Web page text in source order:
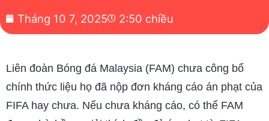
Tháng 10 7, 2025 2:50 chiều
Liên đoàn Bóng đá Malaysia (FAM) chưa công bố
chính thức liệu họ đã nộp đơn kháng cáo án phạt của
FIFA hay chưa. Nếu chưa kháng cáo, có thể FAM